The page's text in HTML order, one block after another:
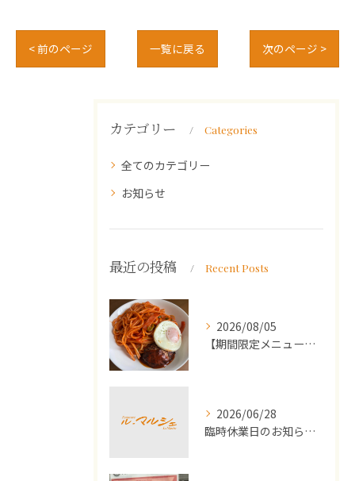
< 前のページ 一覧に戻る 次のページ >
カテゴリー Categories
全てのカテゴリー
お知らせ
最近の投稿 Recent Posts
2026/08/05
【期間限定メニュー】洋食屋さんのナポリタンとミニハンバーグ
2026/06/28
臨時休業日のお知らせ（2026年7月）